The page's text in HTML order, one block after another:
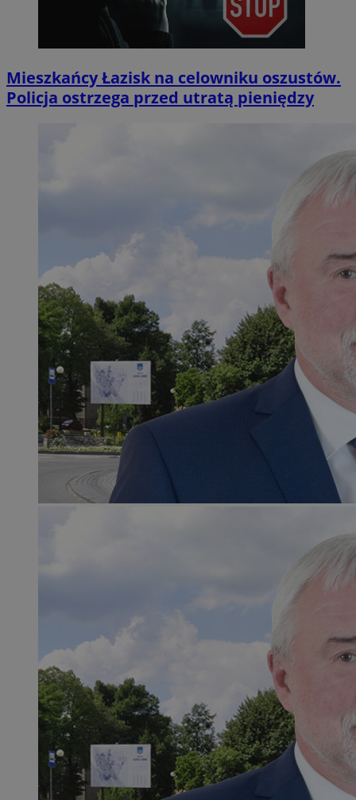
Mieszkańcy Łazisk na celowniku oszustów.
Policja ostrzega przed utratą pieniędzy